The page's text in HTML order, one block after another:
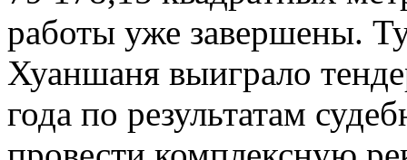
работы уже завершены.
Хуаншаня выиграло
года по результатам